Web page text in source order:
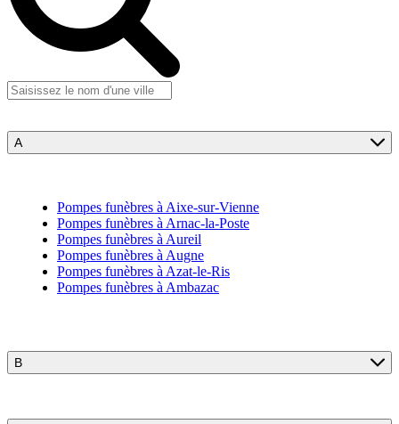
A
Pompes funèbres à Aixe-sur-Vienne
Pompes funèbres à Arnac-la-Poste
Pompes funèbres à Aureil
Pompes funèbres à Augne
Pompes funèbres à Azat-le-Ris
Pompes funèbres à Ambazac
B